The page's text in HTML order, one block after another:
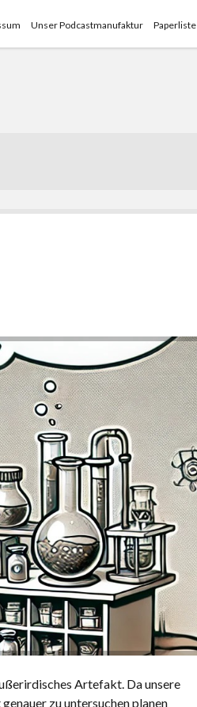
Unser Podcastmanufaktur Paperliste
Artefakt. Da unsere
zu untersuchen planen